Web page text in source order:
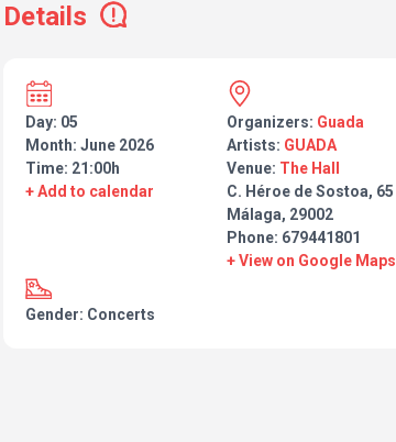
Details
Day: 05
Month: June 2026
Time: 21:00h
+ Add to calendar
Organizers: Guada
Artists: GUADA
Venue: The Hall
C. Héroe de Sostoa, 65
Málaga, 29002
Phone: 679441801
+ View on Google Maps
Gender: Concerts